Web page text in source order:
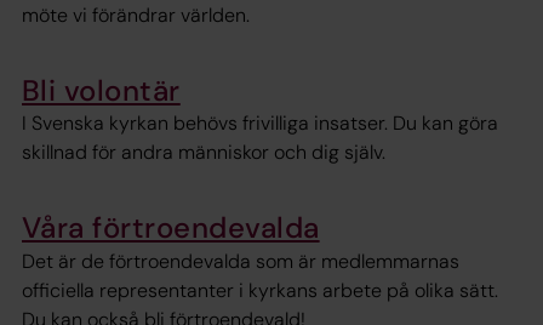
möte vi förändrar världen.
Bli volontär
I Svenska kyrkan behövs frivilliga insatser. Du kan göra
skillnad för andra människor och dig själv.
Våra förtroendevalda
Det är de förtroendevalda som är medlemmarnas
officiella representanter i kyrkans arbete på olika sätt.
Du kan också bli förtroendevald!